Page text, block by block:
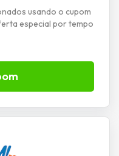
usando o cupom
especial por tempo